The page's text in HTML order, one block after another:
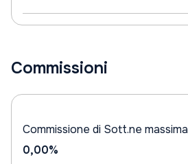
Commissioni
Commissione di Sott.ne massima
0,00%